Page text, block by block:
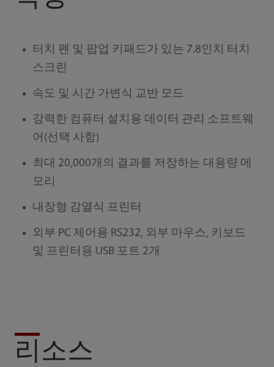
터치 펜 및 팝업 키패드가 있는 7.8인치 터치
스크린
속도 및 시간 가변식 교반 모드
강력한 컴퓨터 설치용 데이터 관리 소프트웨
어(선택 사항)
최대 20,000개의 결과를 저장하는 대용량 메
모리
내장형 감열식 프린터
외부 PC 제어용 RS232, 외부 마우스, 키보드
및 프린터용 USB 포트 2개
리소스